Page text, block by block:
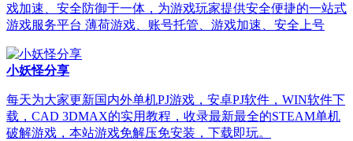
戏加速、安全防御于一体，为游戏玩家提供安全便捷的一站式
游戏服务平台 薄荷游戏、账号托管、游戏加速、安全上号
小妖怪分享
每天为大家更新国内外单机PJ游戏，安卓PJ软件，WIN软件下
载，CAD 3DMAX的实用教程，收录最新最全的STEAM单机
破解游戏，本站游戏免解压免安装，下载即玩。